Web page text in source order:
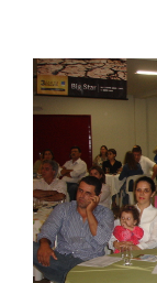
View
Larger
Image